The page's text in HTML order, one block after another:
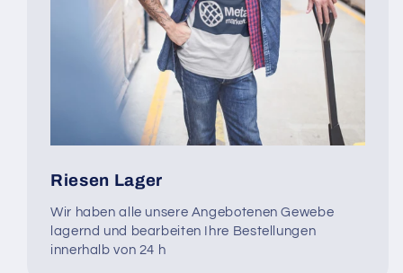
Riesen Lager
Wir haben alle unsere Angebotenen Gewebe
lagernd und bearbeiten Ihre Bestellungen
innerhalb von 24 h